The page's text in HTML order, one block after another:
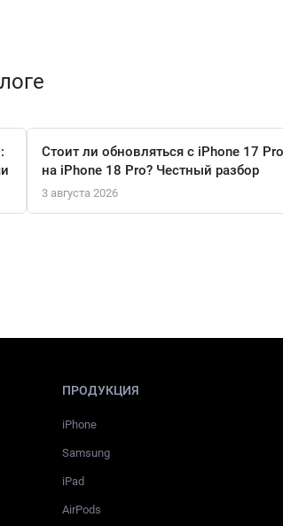
Стоит ли обновляться с iPhone 17 Pro
на iPhone 18 Pro? Честный разбор
3 августа 2026
ПРОДУКЦИЯ
iPhone
Samsung
iPad
AirPods